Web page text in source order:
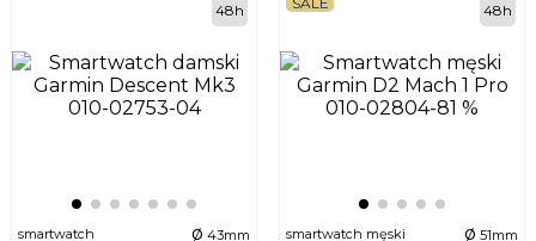
smartwatch ø 43mm
48h
smartwatch męski ø 51mm
48h